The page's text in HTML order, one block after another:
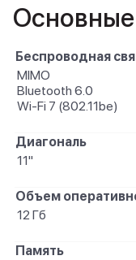
Основные
Беспроводная
MIMO
Bluetooth 6.0
Wi-Fi 7 (802.11be)
Диагональ
11"
Объем
12 Гб
Память